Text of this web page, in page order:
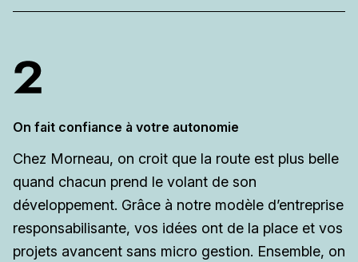
On fait confiance à votre autonomie
Chez Morneau, on croit que la route est plus belle
quand chacun prend le volant de son
développement. Grâce à notre modèle d’entreprise
responsabilisante, vos idées ont de la place et vos
projets avancent sans micro gestion. Ensemble, on